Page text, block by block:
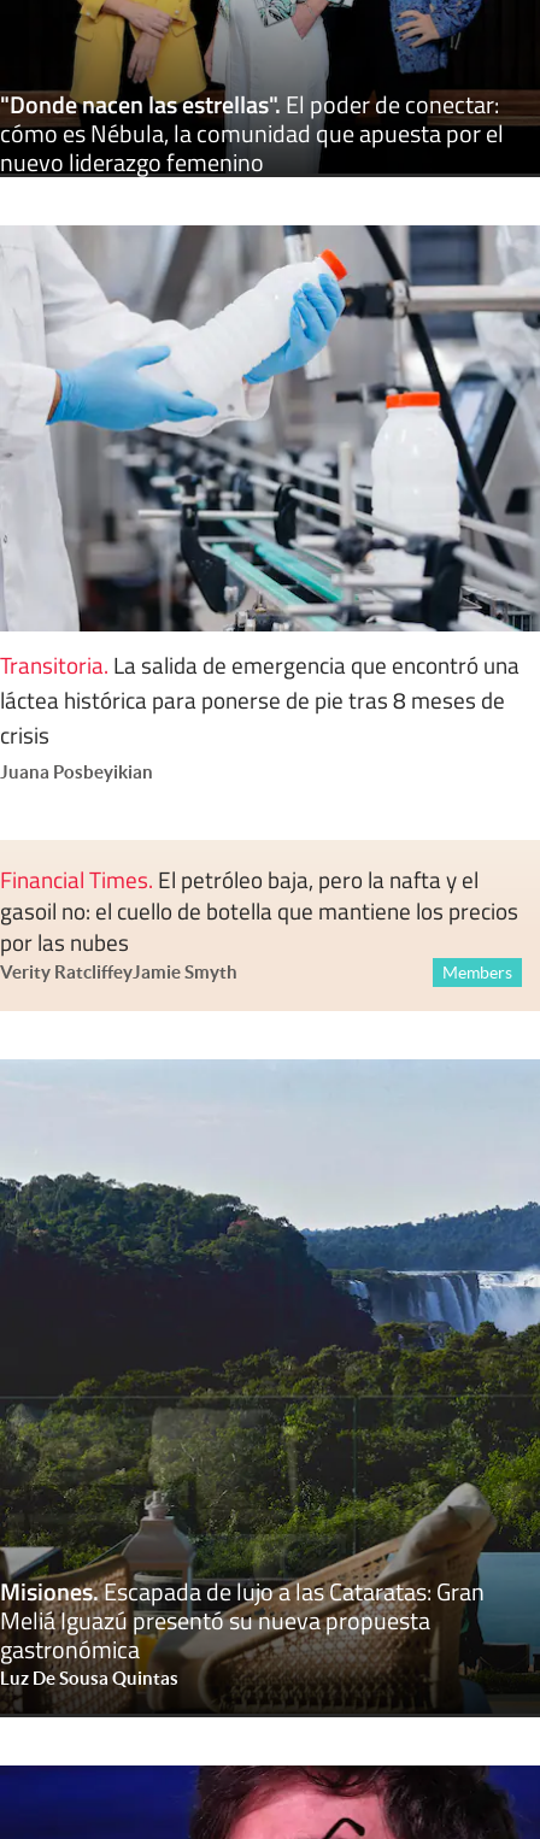
"Donde nacen las estrellas".El poder de conectar:
cómo es Nébula, la comunidad que apuesta por el
nuevo liderazgo femenino
Transitoria. La salida de emergencia que encontró una
láctea histórica para ponerse de pie tras 8 meses de
crisis
Juana Posbeyikian
Financial Times. El petróleo baja, pero la nafta y el
gasoil no: el cuello de botella que mantiene los precios
por las nubes
Verity RatcliffeyJamie Smyth Members
Misiones.Escapada de lujo a las Cataratas: Gran
Meliá Iguazú presentó su nueva propuesta
gastronómica
Luz De Sousa Quintas